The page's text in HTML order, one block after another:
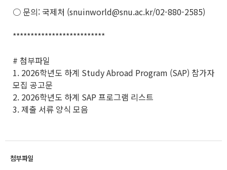
○ 문의: 국제처 (snuinworld@snu.ac.kr/02-880-2585)
**************************
# 첨부파일
1. 2026학년도 하계 Study Abroad Program (SAP) 참가자
모집 공고문
2. 2026학년도 하계 SAP 프로그램 리스트
3. 제출 서류 양식 모음